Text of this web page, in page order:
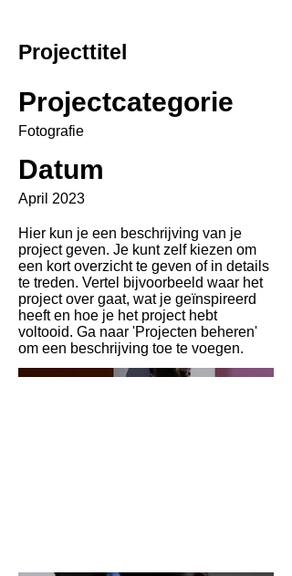
Projecttitel
Projectcategorie
Fotografie
Datum
April 2023
Hier kun je een beschrijving van je
project geven. Je kunt zelf kiezen om
een kort overzicht te geven of in details
te treden. Vertel bijvoorbeeld waar het
project over gaat, wat je geïnspireerd
heeft en hoe je het project hebt
voltooid. Ga naar 'Projecten beheren'
om een beschrijving toe te voegen.